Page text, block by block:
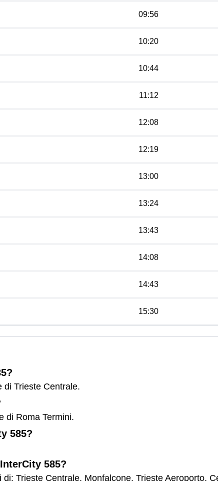
09:56
10:20
10:44
11:12
12:08
12:19
13:00
13:24
13:43
14:08
14:43
15:30
di Trieste Centrale.
di Roma Termini.
585?
585?
Trieste Centrale, Monfalcone, Trieste Aeroporto,